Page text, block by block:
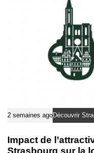
2 semaines agoDécouvrir
Impact de
Strasbourg sur la